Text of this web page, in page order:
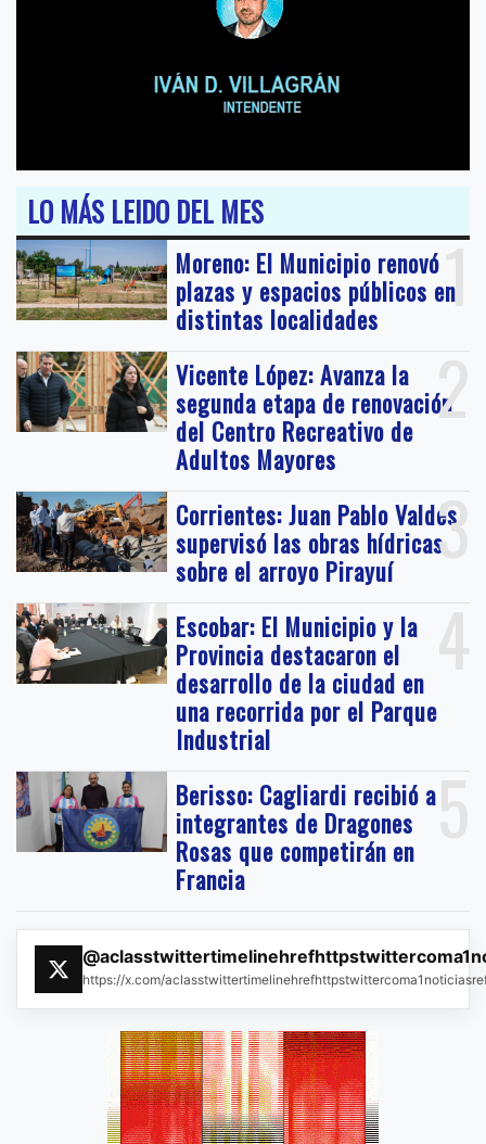
LO MÁS LEIDO DEL MES
1
Moreno: El Municipio renovó
plazas y espacios públicos en
distintas localidades
2
Vicente López: Avanza la
segunda etapa de renovación
del Centro Recreativo de
Adultos Mayores
3
Corrientes: Juan Pablo Valdés
supervisó las obras hídricas
sobre el arroyo Pirayuí
4
Escobar: El Municipio y la
Provincia destacaron el
desarrollo de la ciudad en
una recorrida por el Parque
Industrial
5
Berisso: Cagliardi recibió a
integrantes de Dragones
Rosas que competirán en
Francia
https://x.com/